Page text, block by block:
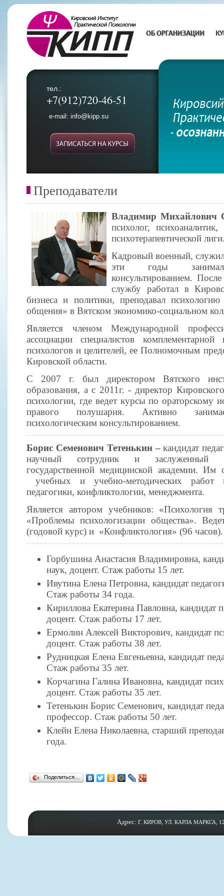
тел.:
+7(912)720-46-51
e-mail: info@kipp.su
Преподаватели
Владимир Михайлович
психолог,
психотерапевтической
Кадровый военный, служил
эти годы
консультированием.
службу работал в
бизнеса и политики, преподавал
общения» в Вятском экономико-социальном
Является членом Международной
ассоциации специалистов
психологов и целителей, ее Полномочным
Кировской области.
С 2007 г. был директором Вятского
образования, а с 2011г. - директор
психологии, где ведет курсы по ораторскому
правого полушария. Активно
психологическим консультированием.
Борис Семенович Тетенькин –кандидат
научный сотрудник и заслуженный
государственной медицинской академии. Им
учебных и учебно-методических работ
педагогики, конфликтологии, менеджмента.
Является автором учебников: «Психология
«Проблемы психологизации общества».
(годовой курс) и «Конфликтология» (96 часов).
Горбушина Анастасия Владимировна,
наук, доцент. Стаж работы 15 лет.
Ивутина Елена Петровна, кандидат
Стаж работы 34 года.
Кириллова Екатерина Павловна, кандидат
доцент. Стаж работы 17 лет.
Ермолин Алексей Викторович, кандидат
доцент. Стаж работы 38 лет.
Рудницкая Елена Евгеньевна, кандидат
Стаж работы 35 лет.
Корчагина Галина Ивановна, кандидат
доцент. Стаж работы 35 лет.
Тетенькин Борис Семенович, кандидат
профессор. Стаж работы 50 лет.
Клейн Елена Николаевна, старший
года.
Поделиться…
Адрес:Г. КИРОВ, УЛ. КАРЛА МАРКСА,